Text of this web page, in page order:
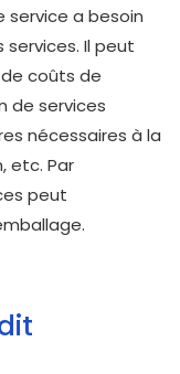
service a besoin
Il peut
coûts de
de services
nécessaires à la
etc. Par
peut